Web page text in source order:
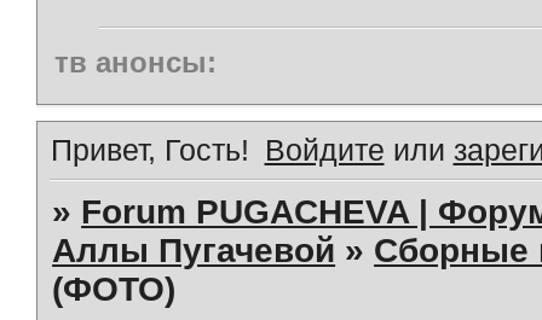
тв анонсы:
Привет, Гость! Войдите или
» Forum PUGACHEVA |
Аллы Пугачевой » Сборные
(ФОТО)